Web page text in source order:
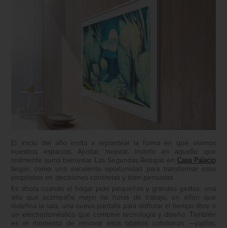
El inicio del año invita a replantear la forma en que vivimos
nuestros espacios. Ajustar, mejorar, invertir en aquello que
realmente suma bienestar. Las Segundas Rebajas en Casa Palacio
llegan como una excelente oportunidad para transformar esos
propósitos en decisiones concretas y bien pensadas.
Es ahora cuando el hogar pide pequeños y grandes gestos: una
silla que acompañe mejor las horas de trabajo, un sillón que
redefina la sala, una nueva pantalla para disfrutar el tiempo libre o
un electrodoméstico que combine tecnología y diseño. También
es el momento de renovar esos objetos cotidianos —vajillas,